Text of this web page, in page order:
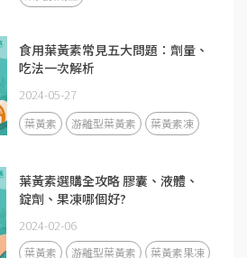
食用葉黃素常見五大問題：劑量、
吃法一次解析
2024-05-27
葉黃素 游離型葉黃素 葉黃素凍
葉黃素選購全攻略 膠囊、液體、
錠劑、果凍哪個好?
2024-02-06
葉黃素 游離型葉黃素 葉黃素果凍